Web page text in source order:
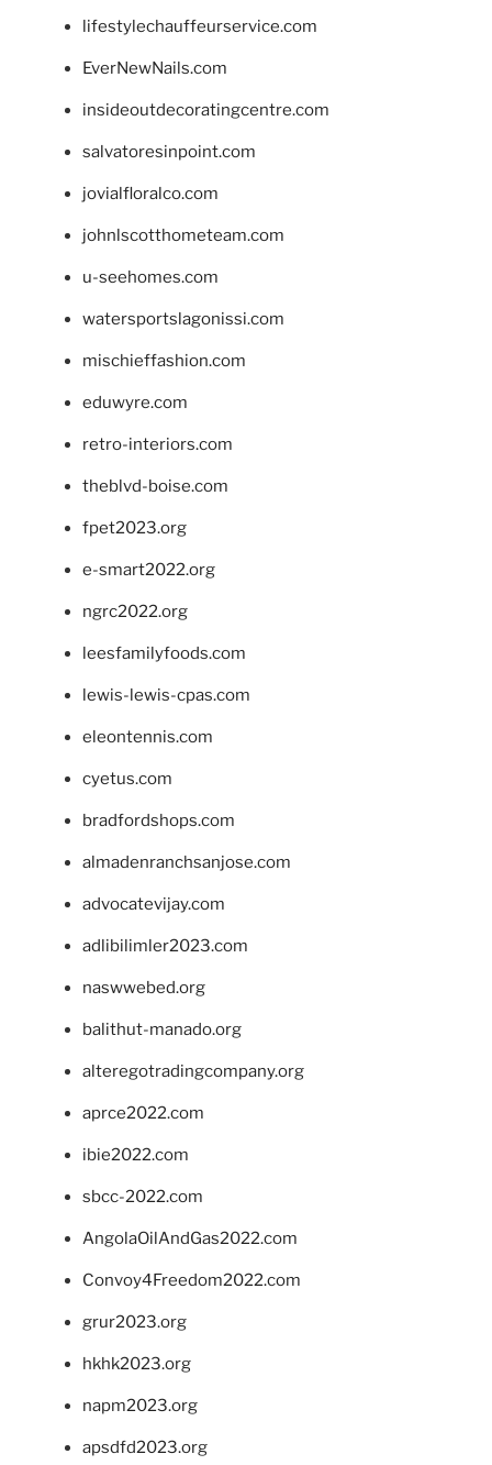
lifestylechauffeurservice.com
EverNewNails.com
insideoutdecoratingcentre.com
salvatoresinpoint.com
jovialfloralco.com
johnlscotthometeam.com
u-seehomes.com
watersportslagonissi.com
mischieffashion.com
eduwyre.com
retro-interiors.com
theblvd-boise.com
fpet2023.org
e-smart2022.org
ngrc2022.org
leesfamilyfoods.com
lewis-lewis-cpas.com
eleontennis.com
cyetus.com
bradfordshops.com
almadenranchsanjose.com
advocatevijay.com
adlibilimler2023.com
naswwebed.org
balithut-manado.org
alteregotradingcompany.org
aprce2022.com
ibie2022.com
sbcc-2022.com
AngolaOilAndGas2022.com
Convoy4Freedom2022.com
grur2023.org
hkhk2023.org
napm2023.org
apsdfd2023.org